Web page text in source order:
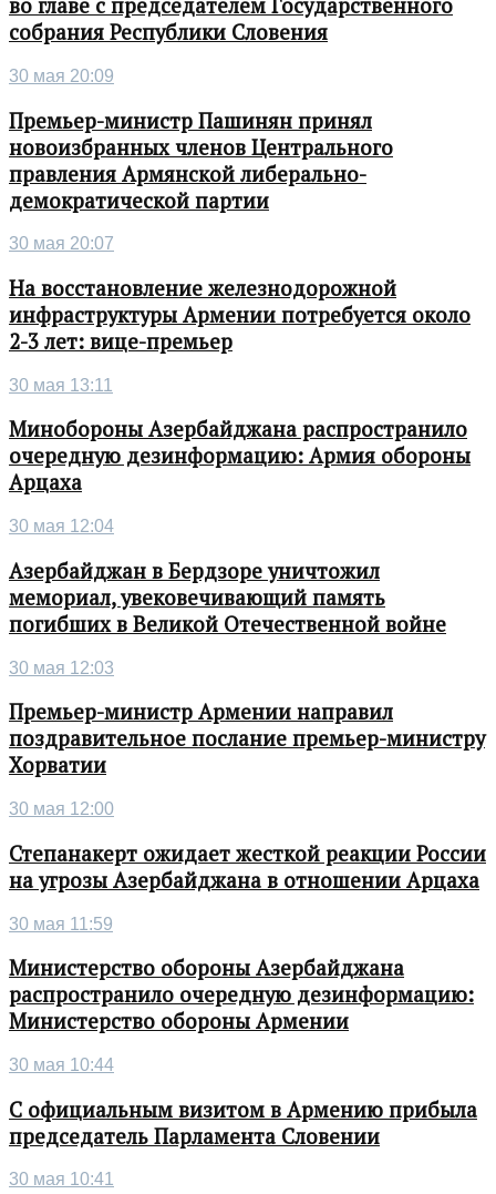
во главе с председателем Государственного
собрания Республики Словения
30 мая 20:09
Премьер-министр Пашинян принял
новоизбранных членов Центрального
правления Армянской либерально-
демократической партии
30 мая 20:07
На восстановление железнодорожной
инфраструктуры Армении потребуется около
2-3 лет: вице-премьер
30 мая 13:11
Минобороны Азербайджана распространило
очередную дезинформацию: Армия обороны
Арцаха
30 мая 12:04
Азербайджан в Бердзоре уничтожил
мемориал, увековечивающий память
погибших в Великой Отечественной войне
30 мая 12:03
Премьер-министр Армении направил
поздравительное послание премьер-министру
Хорватии
30 мая 12:00
Степанакерт ожидает жесткой реакции России
на угрозы Азербайджана в отношении Арцаха
30 мая 11:59
Министерство обороны Азербайджана
распространило очередную дезинформацию:
Министерство обороны Армении
30 мая 10:44
С официальным визитом в Армению прибыла
председатель Парламента Словении
30 мая 10:41